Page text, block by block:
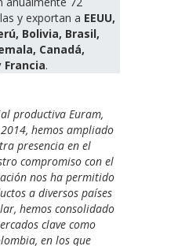
y exportan a EEUU,
Bolivia, Brasil,
Canadá,
Francia.
productiva Euram,
hemos ampliado
presencia en el
compromiso con el
nos ha permitido
a diversos países
hemos consolidado
clave como
en los que